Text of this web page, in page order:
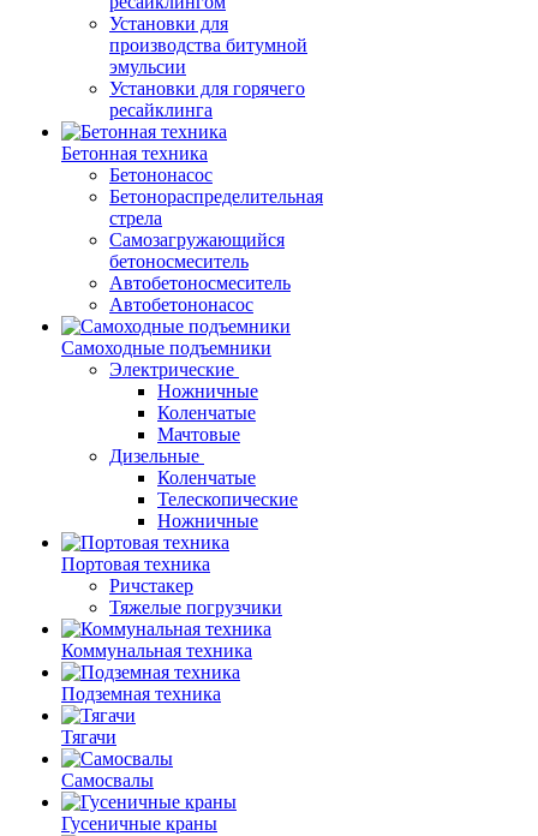
Установки для
производства битумной
эмульсии
Установки для горячего
ресайклинга
Бетонная техника
Бетононасос
Бетонораспределительная
стрела
Самозагружающийся
бетоносмеситель
Автобетоносмеситель
Автобетононасос
Самоходные подъемники
Электрические
Ножничные
Коленчатые
Мачтовые
Дизельные
Коленчатые
Телескопические
Ножничные
Портовая техника
Ричстакер
Тяжелые погрузчики
Коммунальная техника
Подземная техника
Тягачи
Самосвалы
Гусеничные краны